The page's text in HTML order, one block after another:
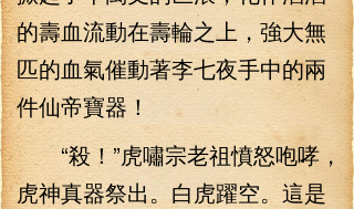
的壽血流動在壽輪之上，強大無
匹的血氣催動著李七夜手中的兩
件仙帝寶器！
“殺！”虎嘯宗老祖憤怒咆哮，
虎神真器祭出。白虎躍空。這是